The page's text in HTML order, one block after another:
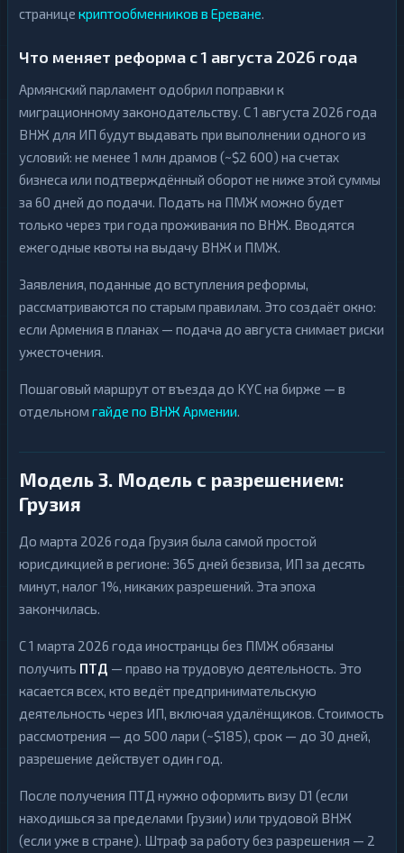
странице криптообменников в Ереване.
Что меняет реформа с 1 августа 2026 года
Армянский парламент одобрил поправки к
миграционному законодательству. С 1 августа 2026 года
ВНЖ для ИП будут выдавать при выполнении одного из
условий: не менее 1 млн драмов (~$2 600) на счетах
бизнеса или подтверждённый оборот не ниже этой суммы
за 60 дней до подачи. Подать на ПМЖ можно будет
только через три года проживания по ВНЖ. Вводятся
ежегодные квоты на выдачу ВНЖ и ПМЖ.
Заявления, поданные до вступления реформы,
рассматриваются по старым правилам. Это создаёт окно:
если Армения в планах — подача до августа снимает риски
ужесточения.
Пошаговый маршрут от въезда до KYC на бирже — в
отдельном гайде по ВНЖ Армении.
Модель 3. Модель с разрешением:
Грузия
До марта 2026 года Грузия была самой простой
юрисдикцией в регионе: 365 дней безвиза, ИП за десять
минут, налог 1%, никаких разрешений. Эта эпоха
закончилась.
С 1 марта 2026 года иностранцы без ПМЖ обязаны
получить ПТД — право на трудовую деятельность. Это
касается всех, кто ведёт предпринимательскую
деятельность через ИП, включая удалёнщиков. Стоимость
рассмотрения — до 500 лари (~$185), срок — до 30 дней,
разрешение действует один год.
После получения ПТД нужно оформить визу D1 (если
находишься за пределами Грузии) или трудовой ВНЖ
(если уже в стране). Штраф за работу без разрешения — 2